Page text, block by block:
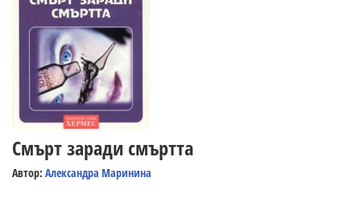
Смърт заради смъртта
Автор: Александра Маринина